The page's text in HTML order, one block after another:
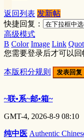
返回列表 发新帖
快捷回复：
高级模式
B Color Image Link
您需要登录后才可以回
本版积分规则 发表回复
~联•系~邮•箱~
GMT-4, 2026-8-9 08:10
纯中医 Authentic